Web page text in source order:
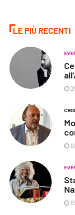
LE PIÙ RECENTI